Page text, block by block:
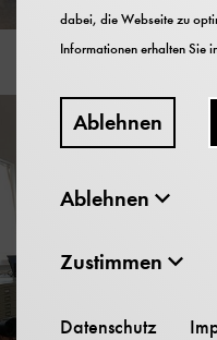
dabei, die Webseite zu
Informationen erhalten Sie
Ablehnen
Ablehnen
Zustimmen
Datenschutz